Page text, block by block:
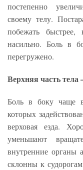
постепенно
своему телу.
побежать
насильно. Боль в
перегружено.
Верхняя часть тела
Боль в боку чаще
которых
верховая езда.
уменьшают
внутренние органы
склонны к